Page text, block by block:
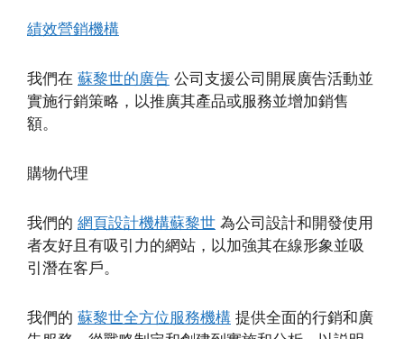
績效營銷機構
我們在 蘇黎世的廣告 公司支援公司開展廣告活動並
實施行銷策略，以推廣其產品或服務並增加銷售
額。
購物代理
我們的 網頁設計機構蘇黎世 為公司設計和開發使用
者友好且有吸引力的網站，以加強其在線形象並吸
引潛在客戶。
我們的 蘇黎世全方位服務機構 提供全面的行銷和廣